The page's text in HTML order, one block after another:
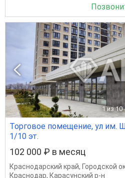
1 из 10
Торговое помещение, ул им.
1/10 эт.
102 000 ₽ в месяц
Краснодарский край, Городской
Краснодар, Карасунский р-н